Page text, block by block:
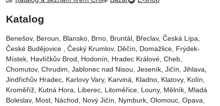
Katalog
Benešov, Beroun, Blansko, Brno, Bruntál, Břeclav, Česká Lípa‎,
České Budějovice‎ , Český Krumlov‎, Děčín‎, Domažlice‎, Frýdek-
Místek‎, Havlíčkův Brod‎, Hodonín, Hradec Králové‎, Cheb‎,
Chomutov‎, Chrudim‎, Jablonec nad Nisou‎, Jeseník‎, Jičín‎, Jihlava,
Jindřichův Hradec‎, Karlovy Vary‎, Karviná‎, Kladno‎, Klatovy‎, Kolín‎,
Kroměříž‎, Kutná Hora‎, Liberec‎, Litoměřice‎, Louny‎, Mělník‎, Mladá
Boleslav‎, Most‎, Náchod‎, Nový Jičín‎, Nymburk‎, Olomouc‎, Opava,